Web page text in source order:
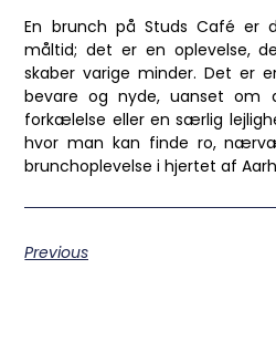
En brunch på Studs Café er
måltid; det er en oplevelse,
skaber varige minder. Det er
bevare og nyde, uanset om
forkælelse eller en særlig
hvor man kan finde ro,
brunchoplevelse i hjertet af
Previous